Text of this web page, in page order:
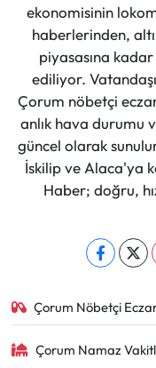
ekonomisinin
haberlerinden,
piyasasına
ediliyor.
Çorum nöbetçi
anlık hava durumu
güncel olarak
İskilip ve Alaca'ya
Haber; doğru,
Çorum Nöbetçi
Çorum Namaz